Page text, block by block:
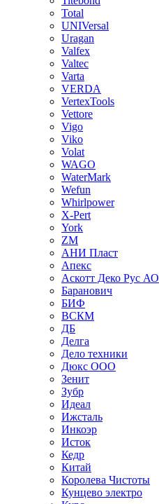
Total
UNIVersal
Uragan
Valfex
Valtec
Varta
VERDA
VertexTools
Vettore
Vigo
Viko
Volat
WAGO
WaterMark
Wefun
Whirlpower
X-Pert
York
ZM
АНИ Пласт
Апекс
Аскотт Деко Рус АО
Баранович
БИФ
ВСКМ
ДБ
Делга
Дело техники
Дюкс ООО
Зенит
Зубр
Идеал
Ижсталь
Инкоэр
Исток
Кедр
Китай
Королева Чистоты
Кунцево электро